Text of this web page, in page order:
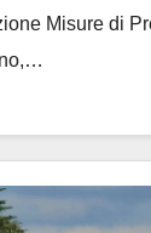
Misure di